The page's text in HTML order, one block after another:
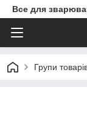
Все для
Групи